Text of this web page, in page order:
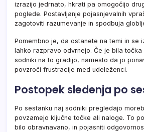
izrazijo jedrnato, hkrati pa omogočijo
poglede. Postavljanje pojasnjevalnih
zagotoviti razumevanje in spodbuja
Pomembno je, da ostanete na temi in se
lahko razpravo odvrnejo. Če je bila
sodniki na to gradijo, namesto da jo
povzroči frustracije med udeleženci.
Postopek sledenja po
Po sestanku naj sodniki pregledajo
povzamejo ključne točke ali naloge. To
bilo obravnavano, in pojasniti